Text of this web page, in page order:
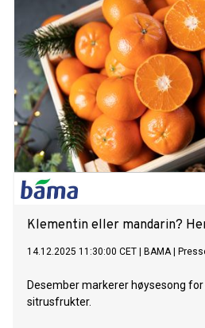
Klementin eller mandarin?
14.12.2025 11:30:00 CET BAMA|
Desember markerer høysesong
sitrusfrukter.